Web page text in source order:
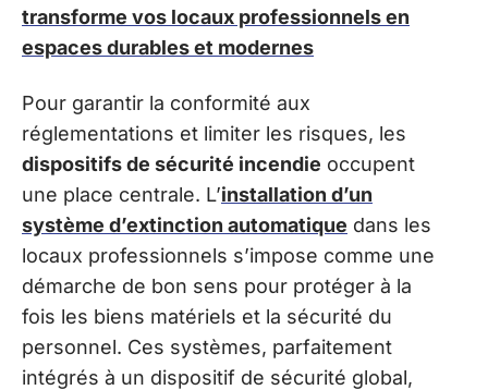
transforme vos locaux professionnels en
espaces durables et modernes
Pour garantir la conformité aux
réglementations et limiter les risques, les
dispositifs de sécurité incendie occupent
une place centrale. L’installation d’un
système d’extinction automatique dans les
locaux professionnels s’impose comme une
démarche de bon sens pour protéger à la
fois les biens matériels et la sécurité du
personnel. Ces systèmes, parfaitement
intégrés à un dispositif de sécurité global,